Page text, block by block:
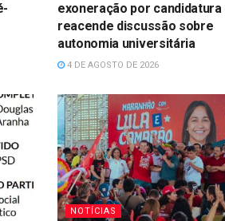
exoneração por candidatura
reacende discussão sobre
autonomia universitária
4 DE AGOSTO DE 2026
NOTÍCIAS